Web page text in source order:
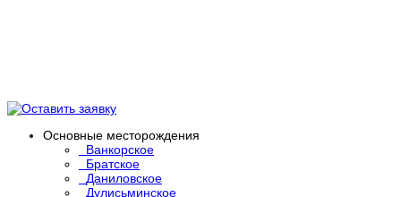
Основные месторождения
Ванкорское
Братское
Даниловское
Дулисьминское